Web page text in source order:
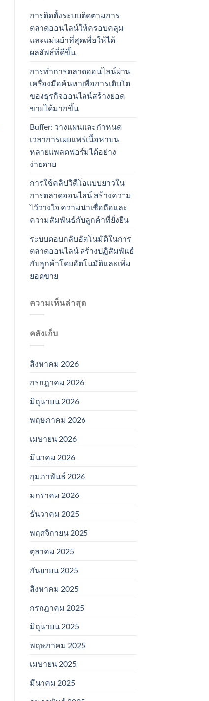
การติดตั้งระบบติดตามการ
ตลาดออนไลน์ให้ครอบคลุม
และแม่นยำที่สุดเพื่อให้ได้
ผลลัพธ์ที่ดีขึ้น
การทำการตลาดออนไลน์ผ่าน
เครื่องมือค้นหาเพื่อการเติบโต
ของธุรกิจออนไลน์สร้างยอด
ขายได้มากขึ้น
Buffer: วางแผนและกำหนด
เวลาการเผยแพร่เนื้อหาบน
หลายแพลตฟอร์มได้อย่าง
ง่ายดาย
การใช้คลิปวิดีโอแบบยาวใน
การตลาดออนไลน์ สร้างความ
ไว้วางใจ ความน่าเชื่อถือและ
ความสัมพันธ์กับลูกค้าที่ยั่งยืน
ระบบตอบกลับอัตโนมัติในการ
ตลาดออนไลน์ สร้างปฏิสัมพันธ์
กับลูกค้าโดยอัตโนมัติและเพิ่ม
ยอดขาย
ความเห็นล่าสุด
คลังเก็บ
สิงหาคม 2026
กรกฎาคม 2026
มิถุนายน 2026
พฤษภาคม 2026
เมษายน 2026
มีนาคม 2026
กุมภาพันธ์ 2026
มกราคม 2026
ธันวาคม 2025
พฤศจิกายน 2025
ตุลาคม 2025
กันยายน 2025
สิงหาคม 2025
กรกฎาคม 2025
มิถุนายน 2025
พฤษภาคม 2025
เมษายน 2025
มีนาคม 2025